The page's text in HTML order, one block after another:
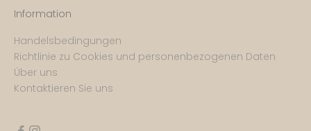
Information
Handelsbedingungen
Richtlinie zu Cookies und personenbezogenen Daten
Über uns
Kontaktieren Sie uns